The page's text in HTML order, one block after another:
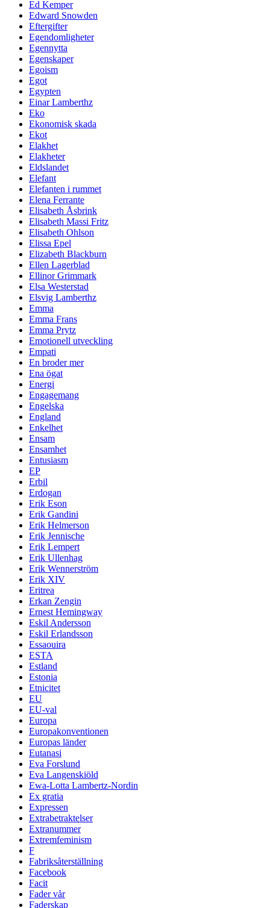
Ed Kemper
Edward Snowden
Eftergifter
Egendomligheter
Egennytta
Egenskaper
Egoism
Egot
Egypten
Einar Lamberthz
Eko
Ekonomisk skada
Ekot
Elakhet
Elakheter
Eldslandet
Elefant
Elefanten i rummet
Elena Ferrante
Elisabeth Åsbrink
Elisabeth Massi Fritz
Elisabeth Ohlson
Elissa Epel
Elizabeth Blackburn
Ellen Lagerblad
Ellinor Grimmark
Elsa Westerstad
Elsvig Lamberthz
Emma
Emma Frans
Emma Prytz
Emotionell utveckling
Empati
En broder mer
Ena ögat
Energi
Engagemang
Engelska
England
Enkelhet
Ensam
Ensamhet
Entusiasm
EP
Erbil
Erdogan
Erik Eson
Erik Gandini
Erik Helmerson
Erik Jennische
Erik Lempert
Erik Ullenhag
Erik Wennerström
Erik XIV
Eritrea
Erkan Zengin
Ernest Hemingway
Eskil Andersson
Eskil Erlandsson
Essaouira
ESTA
Estland
Estonia
Etnicitet
EU
EU-val
Europa
Europakonventionen
Europas länder
Eutanasi
Eva Forslund
Eva Langenskiöld
Ewa-Lotta Lambertz-Nordin
Ex gratia
Expressen
Extrabetraktelser
Extranummer
Extremfeminism
F
Fabriksåterställning
Facebook
Facit
Fader vår
Faderskap